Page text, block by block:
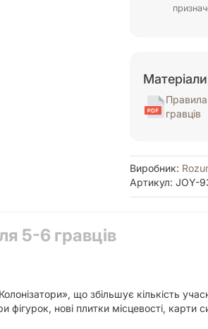
Правила
гравців
Виробник:
Артикул: JOY-
5-6 гравців
що збільшує кількість
нові плитки місцевості,